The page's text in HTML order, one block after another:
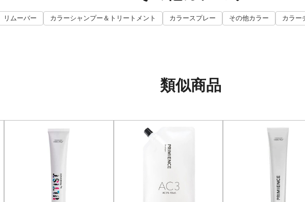
リムーバー カラーシャンプー＆トリートメント カラースプレー その他カラー カラー
類似商品